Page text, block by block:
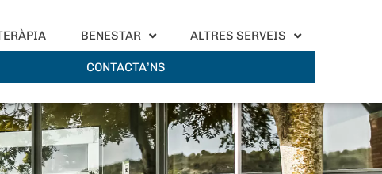
BENESTAR ALTRES SERVEIS
CONTACTA’NS